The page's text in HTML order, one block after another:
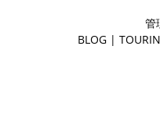
管
BLOG |